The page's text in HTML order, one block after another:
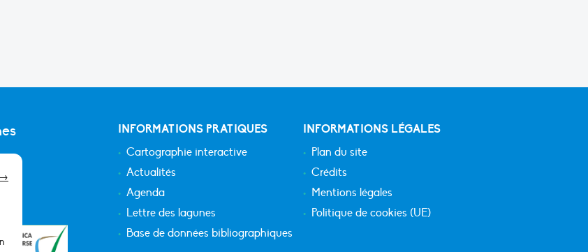
→
INFORMATIONS PRATIQUES
Cartographie interactive
Actualités
Agenda
Lettre des lagunes
Base de données bibliographiques
INFORMATIONS LÉGALES
Plan du site
Crédits
Mentions légales
Politique de cookies (UE)